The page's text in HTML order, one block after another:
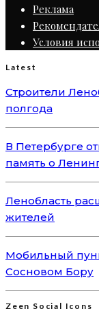
Реклама
Условия
Latest
Строители
полгода
В Петербурге
память о
Ленобласть
жителей
Мобильный
Сосновом Бору
Zeen Social Icons